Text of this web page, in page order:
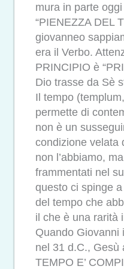
mura in parte
“PIENEZZA DEL
giovanneo
era il Verbo.
PRINCIPIO è
Dio trasse da Sè
Il tempo
permette di
non è un
condizione velata
non l’abbiamo,
frammentati nel
questo ci spinge
del tempo che
il che è una rarità
Quando Giovanni
nel 31 d.C., Gesù
TEMPO E’